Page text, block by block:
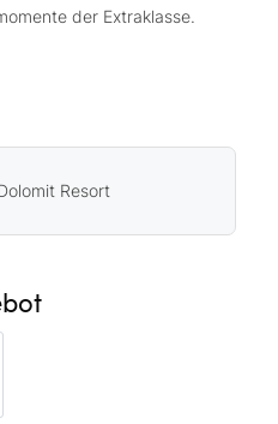
der Extraklasse.
Resort